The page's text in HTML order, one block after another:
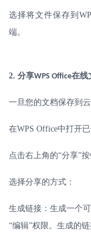
选择将文件保存到
端。
2. 分享WPS Office在线
一旦您的文档保存到
在WPS Office中打开已
点击右上角的“分享”按
选择分享的方式：
生成链接：生成一个
“编辑”权限。生成的